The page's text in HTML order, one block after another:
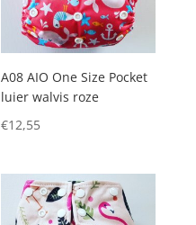
A08 AIO One Size Pocket
luier walvis roze
€12,55